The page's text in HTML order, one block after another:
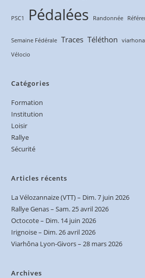
PSC1 Pédalées Randonnée
Semaine Fédérale Traces Téléthon viarhona
Vélocio
Catégories
Formation
Institution
Loisir
Rallye
Sécurité
Articles récents
La Vélozannaize (VTT) – Dim. 7 juin 2026
Rallye Genas – Sam. 25 avril 2026
Octocote – Dim. 14 juin 2026
Irignoise – Dim. 26 avril 2026
Viarhôna Lyon-Givors – 28 mars 2026
Archives